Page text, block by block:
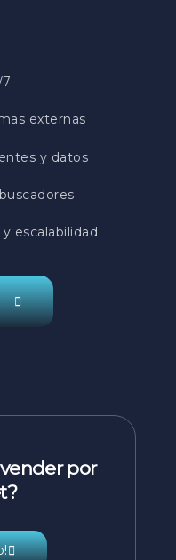
externas
y datos
escalabilidad
por